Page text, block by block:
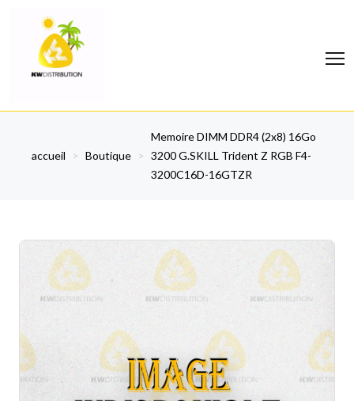
accueil > Boutique >
Memoire DIMM DDR4 (2x8) 16Go
3200 G.SKILL Trident Z RGB F4-
3200C16D-16GTZR